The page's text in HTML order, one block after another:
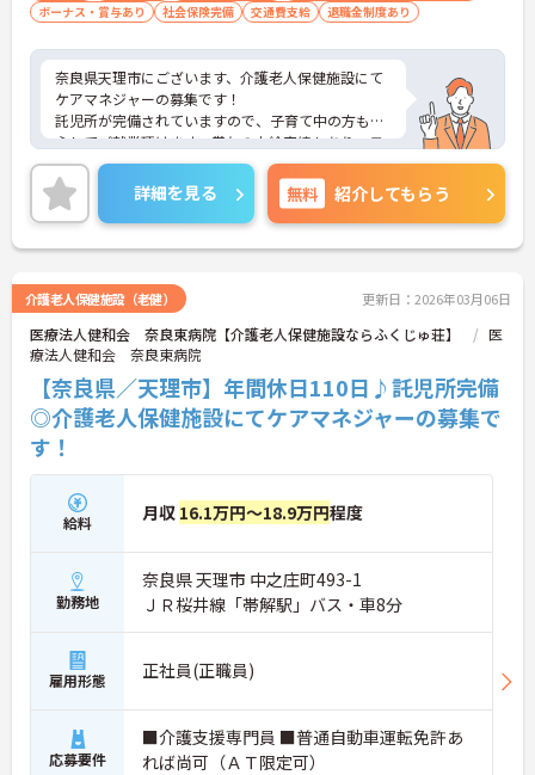
ボーナス・賞与あり
社会保険完備 交通費支給 退職金制度あり
奈良県天理市にございます、介護老人保健施設にて
ケアマネジャーの募集です！
託児所が完備されていますので、子育て中の方も安
心してご就業頂けます。賞与の支給実績もあり、モ
チベーションにもつながります。正社員登用もあ
り！ライフステージに合わせてゆくゆくは社員とし
て働きたい方にもおすすめです。
ご興味のある方は、マイナビ介護職までお問い合わ
せください。
詳細を見る 無料 紹介してもらう
介護老人保健施設（老健） 更新日：2026年03月06日
医療法人健和会 奈良東病院【介護老人保健施設ならふくじゅ荘】
医
療法人健和会 奈良東病院
【奈良県／天理市】年間休日110日♪託児所完備
◎介護老人保健施設にてケアマネジャーの募集で
す！
給料 月収 16.1万円～18.9万円程度
勤務地
奈良県 天理市 中之庄町493-1
ＪＲ桜井線「帯解駅」バス・車8分
雇用形態 正社員(正職員)
応募要件
■介護支援専門員 ■普通自動車運転免許あ
れば尚可（ＡＴ限定可）